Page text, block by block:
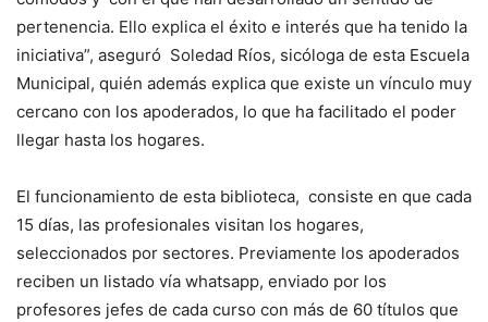
pertenencia. Ello explica el éxito e interés que ha tenido la
iniciativa”, aseguró Soledad Ríos, sicóloga de esta Escuela
Municipal, quién además explica que existe un vínculo muy
cercano con los apoderados, lo que ha facilitado el poder
llegar hasta los hogares.
El funcionamiento de esta biblioteca, consiste en que cada
15 días, las profesionales visitan los hogares,
seleccionados por sectores. Previamente los apoderados
reciben un listado vía whatsapp, enviado por los
profesores jefes de cada curso con más de 60 títulos que